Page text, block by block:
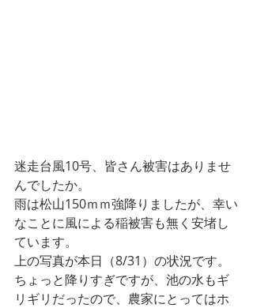
迷走台風10号、皆さん被害はありませ
んでしたか。
雨は松山150ｍｍ強降りましたが、幸い
なことに風による稲被害も無く安堵し
ています。
上の写真が本日（8/31）の状況です。
ちょっと降りすぎですが、池の水もギ
リギリだったので、農家にとってはホ